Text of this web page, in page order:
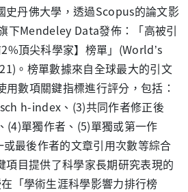
丹佛大學，透過Scopus的論文影
下Mendeley Data發佈：「高被引
頂尖科學家】榜單」(World’s
。榜單數據來自全球最大的引文
數項關鍵指標進行評分，包括：
h-index、(3)共同作者修正後
單獨作者、(5)單獨或第一作
最後作者的文章引用次數等綜合
目提供了科學家長期研究表現的
「學術生涯科學影響力排行榜